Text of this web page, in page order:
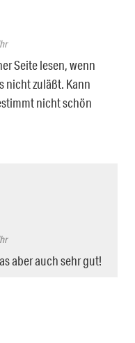
Seite lesen, wenn
nicht zuläßt. Kann
nicht schön
aber auch sehr gut!